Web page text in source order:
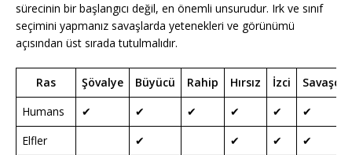
sürecinin bir başlangıcı değil, en önemli unsurudur. Irk ve sınıf
seçimini yapmanız savaşlarda yetenekleri ve görünümü
açısından üst sırada tutulmalıdır.
Ras Şövalye Büyücü Rahip Hırsız İzci
Savaşçı
Humans
✔ ✔ ✔ ✔ ✔
✔
Elfler
✔ ✔ ✔
✔